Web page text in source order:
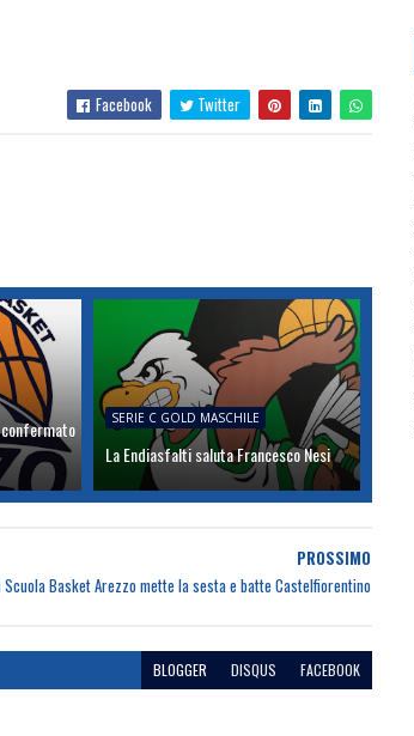
Facebook Twitter
SERIE C GOLD MASCHILE
La Endiasfalti saluta Francesco Nesi
PROSSIMO
Scuola Basket Arezzo mette la sesta e batte Castelfiorentino
BLOGGER DISQUS FACEBOOK